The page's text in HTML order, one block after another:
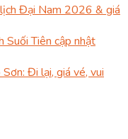
Đại Nam 2026 & giá
Suối Tiên cập nhật
Đi lại, giá vé, vui